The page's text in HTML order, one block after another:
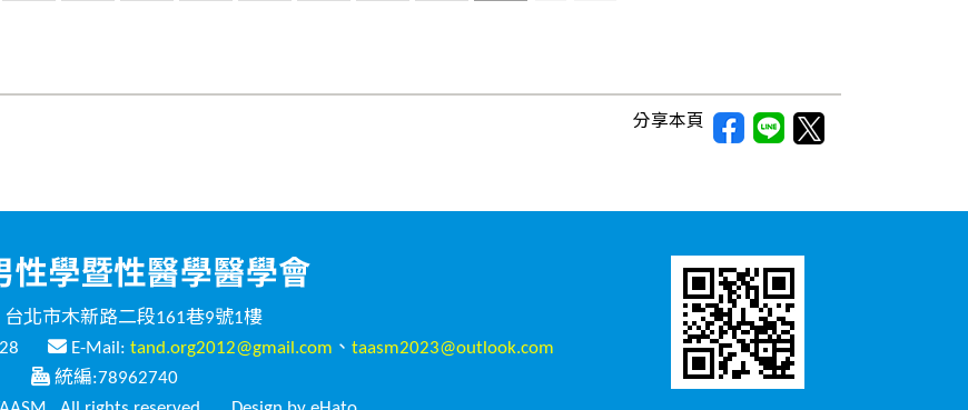
分享本頁
台北市木新路二段161巷9號1樓
E-Mail: tand.org2012@gmail.com 、 taasm2023@outlook.com
統編:78962740